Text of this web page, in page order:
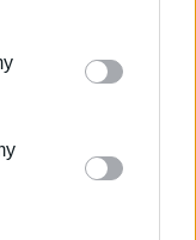
store information
consent to
data for